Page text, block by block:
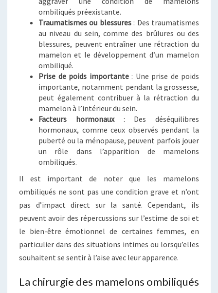
ombiliqués préexistante.
Traumatismes ou blessures: Des traumatismes
au niveau du sein, comme des brûlures ou des
blessures, peuvent entraîner une rétraction du
mamelon et le développement d’un mamelon
ombiliqué.
Prise de poids importante: Une prise de poids
importante, notamment pendant la grossesse,
peut également contribuer à la rétraction du
mamelon à l’intérieur du sein.
Facteurs hormonaux: Des déséquilibres
hormonaux, comme ceux observés pendant la
puberté ou la ménopause, peuvent parfois jouer
un rôle dans l’apparition de mamelons
ombiliqués.
Il est important de noter que les mamelons
ombiliqués ne sont pas une condition grave et n’ont
pas d’impact direct sur la santé. Cependant, ils
peuvent avoir des répercussions sur l’estime de soi et
le bien-être émotionnel de certaines femmes, en
particulier dans des situations intimes ou lorsqu’elles
souhaitent se sentir à l’aise avec leur apparence.
La chirurgie des mamelons ombiliqués